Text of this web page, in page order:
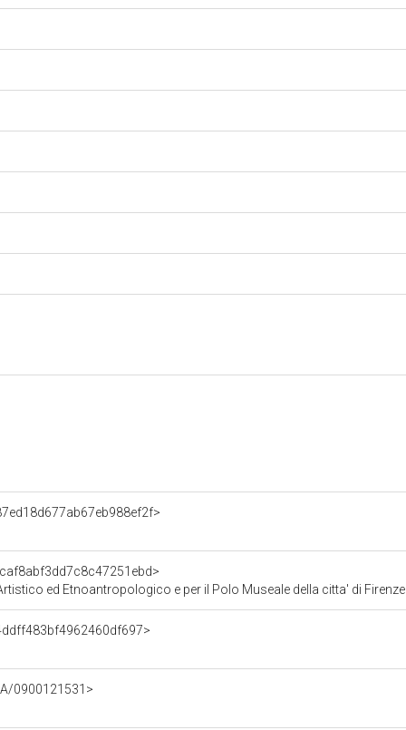
ed Etnoantropologico e per il Polo Museale della citta' di Firenze
0900121531>